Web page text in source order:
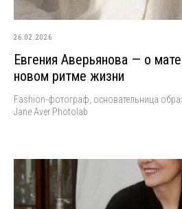
26.02.2026
Евгения Аверьянова — о
новом ритме жизни
Fashion-фотограф, основательница
Jane Aver Photolab